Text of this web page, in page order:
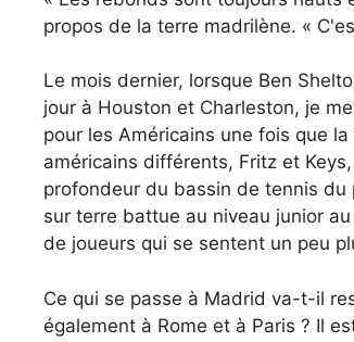
propos de la terre madrilène. «
Le mois dernier, lorsque Ben
jour à Houston et Charleston, je
pour les Américains une fois que
américains différents, Fritz et
profondeur du bassin de tennis
sur terre battue au niveau junior
de joueurs qui se sentent un peu
Ce qui se passe à Madrid va-t-il
également à Rome et à Paris ? Il